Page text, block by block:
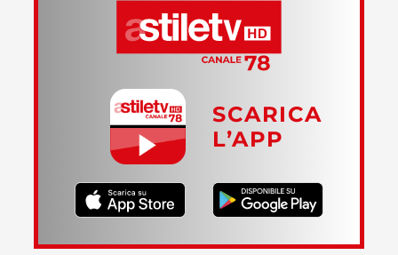
SCARICA
L’APP